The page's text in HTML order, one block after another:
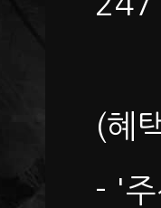
(혜
- '주